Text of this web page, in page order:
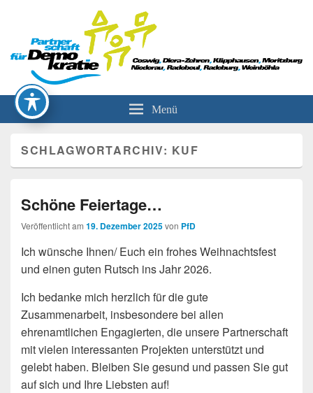
Partnerschaft für Demokratie
Menü
SCHLAGWORTARCHIV: KUF
Schöne Feiertage…
Veröffentlicht am 19. Dezember 2025von PfD
Ich wünsche Ihnen/ Euch ein frohes Weihnachtsfest
und einen guten Rutsch ins Jahr 2026.
Ich bedanke mich herzlich für die gute
Zusammenarbeit, insbesondere bei allen
ehrenamtlichen Engagierten, die unsere Partnerschaft
mit vielen interessanten Projekten unterstützt und
gelebt haben. Bleiben Sie gesund und passen Sie gut
auf sich und Ihre Liebsten auf!